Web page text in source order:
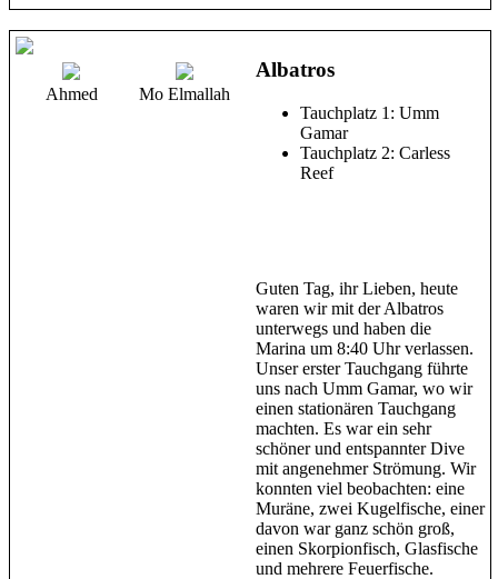
Ahmed Mo Elmallah
Albatros
Tauchplatz 1: Umm
Gamar
Tauchplatz 2: Carless
Reef
Guten Tag, ihr Lieben, heute
waren wir mit der Albatros
unterwegs und haben die
Marina um 8:40 Uhr verlassen.
Unser erster Tauchgang führte
uns nach Umm Gamar, wo wir
einen stationären Tauchgang
machten. Es war ein sehr
schöner und entspannter Dive
mit angenehmer Strömung. Wir
konnten viel beobachten: eine
Muräne, zwei Kugelfische, einer
davon war ganz schön groß,
einen Skorpionfisch, Glasfische
und mehrere Feuerfische.